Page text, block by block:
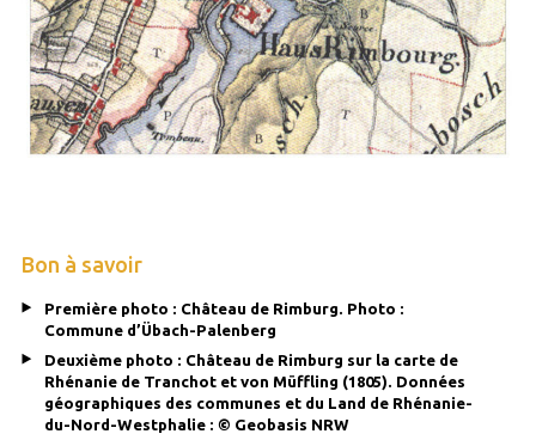
Bon à savoir
Première photo : Château de Rimburg. Photo :
Commune d’Übach-Palenberg
Deuxième photo : Château de Rimburg sur la carte de
Rhénanie de Tranchot et von Müffling (1805). Données
géographiques des communes et du Land de Rhénanie-
du-Nord-Westphalie : © Geobasis NRW